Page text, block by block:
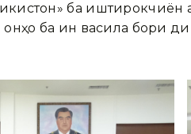
ба иштирокчиён
ба ин васила бори